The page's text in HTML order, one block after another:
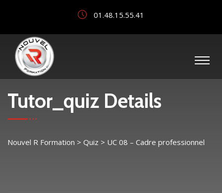
01.48.15.55.41
Tutor_quiz Details
Nouvel R Formation > Quiz > UC 08 – Cadre professionnel